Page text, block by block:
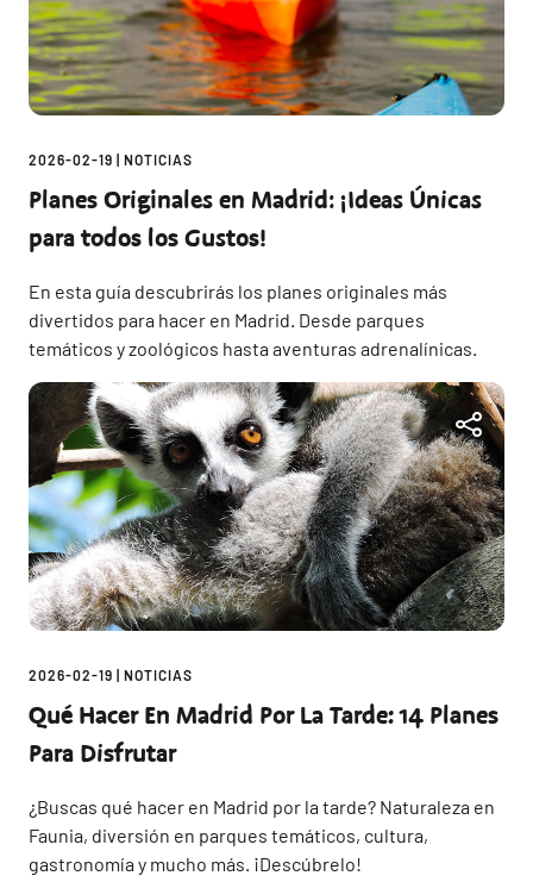
2026-02-19 NOTICIAS
Planes Originales en Madrid: ¡Ideas Únicas
para todos los Gustos!
En esta guía descubrirás los planes originales más
divertidos para hacer en Madrid. Desde parques
temáticos y zoológicos hasta aventuras adrenalínicas.
2026-02-19 NOTICIAS
Qué Hacer En Madrid Por La Tarde: 14 Planes
Para Disfrutar
¿Buscas qué hacer en Madrid por la tarde? Naturaleza en
Faunia, diversión en parques temáticos, cultura,
gastronomía y mucho más. ¡Descúbrelo!